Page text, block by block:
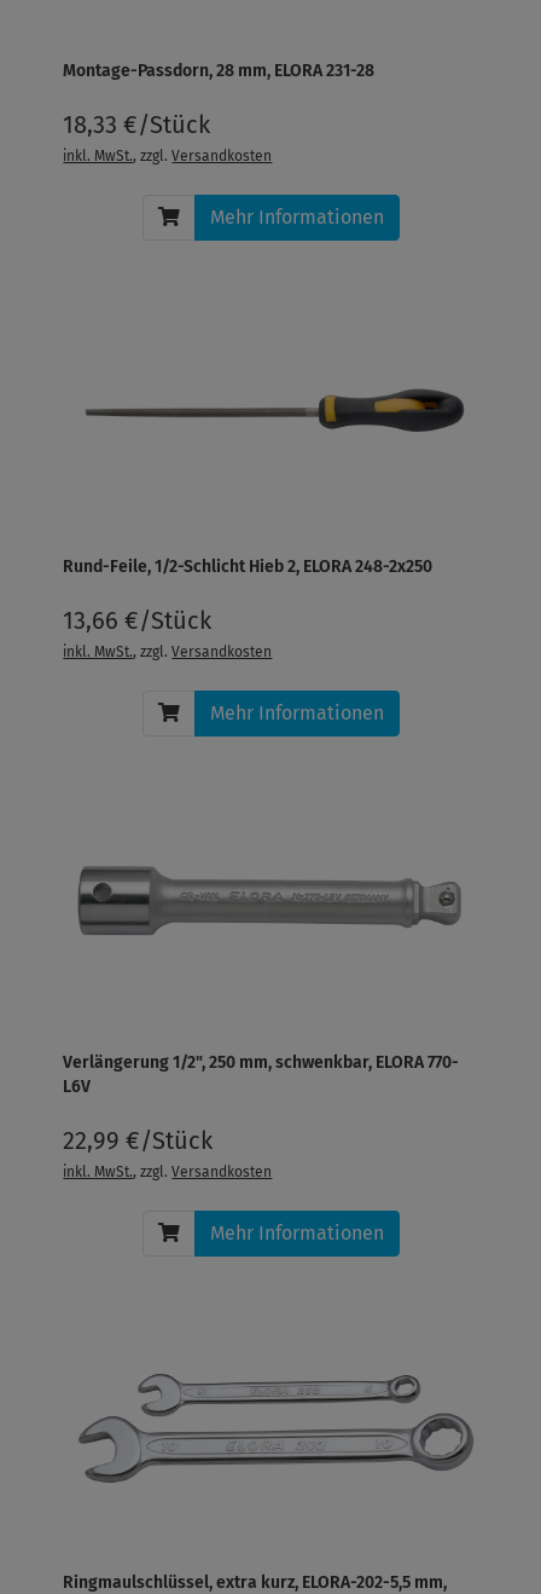
Montage-Passdorn, 28 mm, ELORA 231-28
18,33 €/Stück
inkl. MwSt., zzgl.Versandkosten
Mehr Informationen
Rund-Feile, 1/2-Schlicht Hieb 2, ELORA 248-2x250
13,66 €/Stück
inkl. MwSt., zzgl.Versandkosten
Mehr Informationen
Verlängerung 1/2", 250 mm, schwenkbar, ELORA 770-
L6V
22,99 €/Stück
inkl. MwSt., zzgl.Versandkosten
Mehr Informationen
Ringmaulschlüssel, extra kurz, ELORA-202-5,5 mm,